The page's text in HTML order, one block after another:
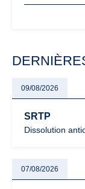
facturation ou
09/08/2026
SRTP
Dissolution
07/08/2026